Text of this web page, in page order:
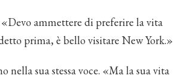
ammettere di preferire la vita
prima, è bello visitare New York.»
sua stessa voce. «Ma la sua vita